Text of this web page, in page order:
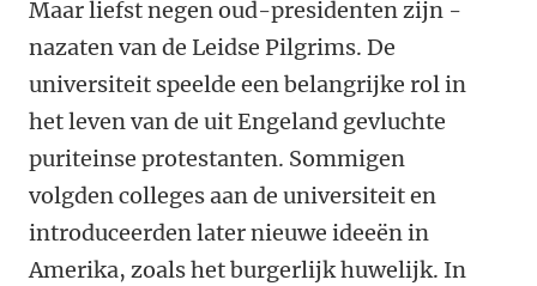
Maar liefst negen oud-presidenten zijn ­
nazaten van de Leidse Pilgrims. De
universiteit speelde een belangrijke rol in
het leven van de uit Engeland gevluchte
puriteinse protestanten. ­Sommigen
volgden colleges aan de ­universiteit en
introduceerden later nieuwe ­ideeën in
Amerika, zoals het burgerlijk huwelijk. In